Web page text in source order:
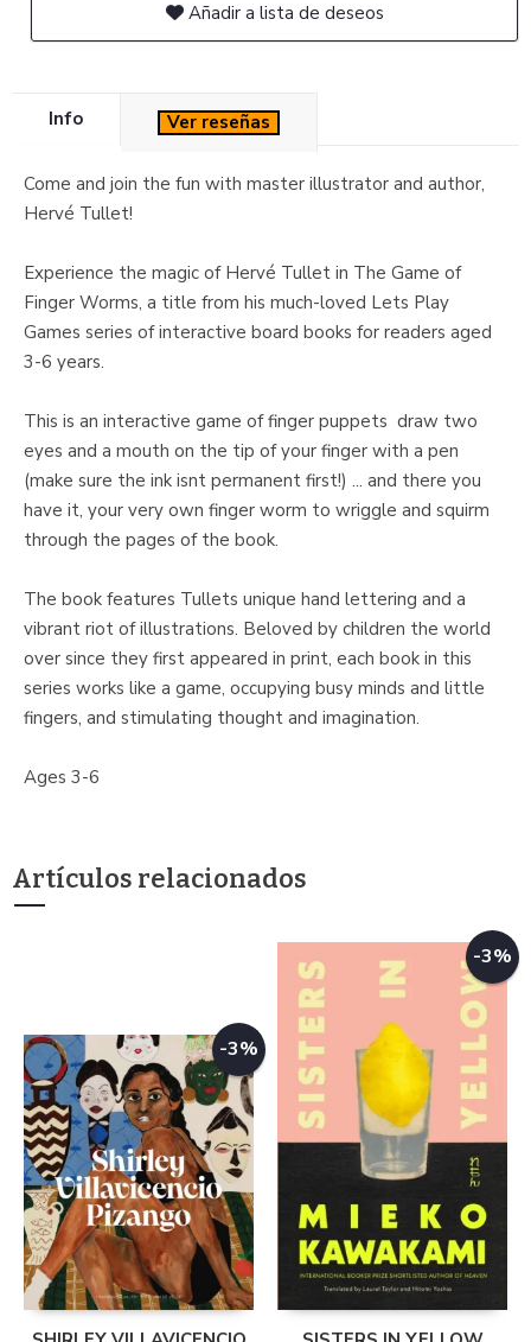
Añadir a lista de deseos
Info Ver reseñas
Come and join the fun with master illustrator and author,
Hervé Tullet!
Experience the magic of Hervé Tullet in The Game of
Finger Worms, a title from his much-loved Lets Play
Games series of interactive board books for readers aged
3-6 years.
This is an interactive game of finger puppets  draw two
eyes and a mouth on the tip of your finger with a pen
(make sure the ink isnt permanent first!) ... and there you
have it, your very own finger worm to wriggle and squirm
through the pages of the book.
The book features Tullets unique hand lettering and a
vibrant riot of illustrations. Beloved by children the world
over since they first appeared in print, each book in this
series works like a game, occupying busy minds and little
fingers, and stimulating thought and imagination.
Ages 3-6
Artículos relacionados
-3%
-3%